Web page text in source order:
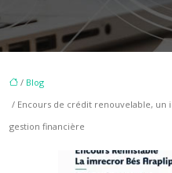
/ Blog
/ Encours de crédit renouvelable, un
gestion financière